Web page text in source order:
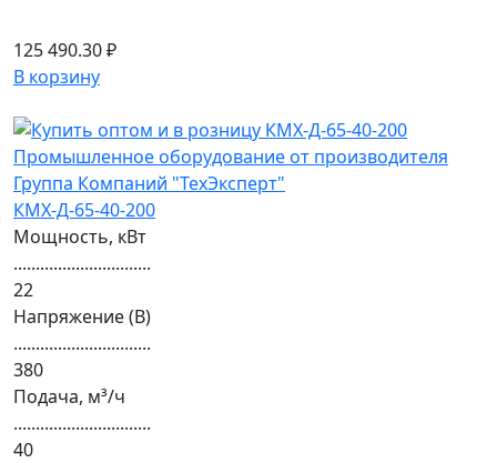
125 490.30 ₽
В корзину
КМХ-Д-65-40-200
Мощность, кВт
...............................
22
Напряжение (В)
...............................
380
Подача, м³/ч
...............................
40